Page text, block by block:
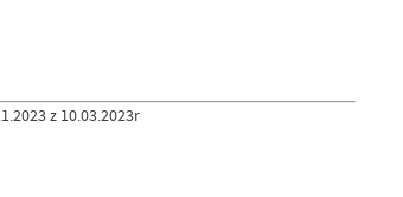
z 10.03.2023r